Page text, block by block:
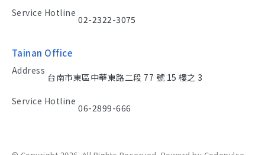
Service Hotline
02-2322-3075
Tainan Office
Address
台南市東區中華東路二段 77 號 15 樓之 3
Service Hotline
06-2899-666